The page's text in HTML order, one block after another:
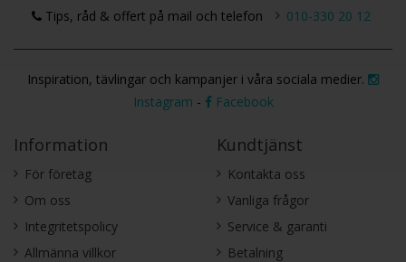
Tips, råd & offert på mail och telefon
010-330 20 12
Inspiration, tävlingar och kampanjer i våra sociala medier.
Instagram - Facebook
Information
För företag
Om oss
Integritetspolicy
Allmänna villkor
Kundtjänst
Kontakta oss
Vanliga frågor
Service & garanti
Betalning